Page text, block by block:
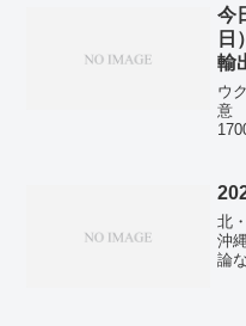
都
基
り
国
の
40
部
か
今
日
輸
に
ウ
意
日
人
北
沖
論